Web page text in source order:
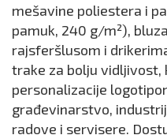
mešavine poliestera i
pamuk, 240 g/m²),
rajsferšlusom i
trake za bolju vidljivost,
personalizacije
građevinarstvo,
radove i servisere.